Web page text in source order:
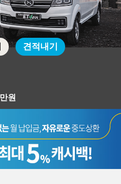
만원
견적내기